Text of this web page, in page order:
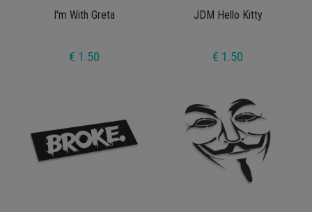
I'm With Greta
€ 1.50
JDM Hello Kitty
€ 1.50